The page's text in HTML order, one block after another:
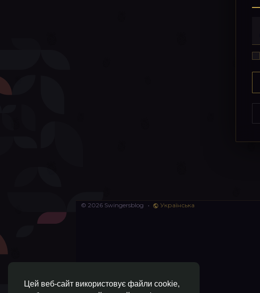
Цей веб-сайт використовує файли cookie,
© 2026 Swingersblog • Українська